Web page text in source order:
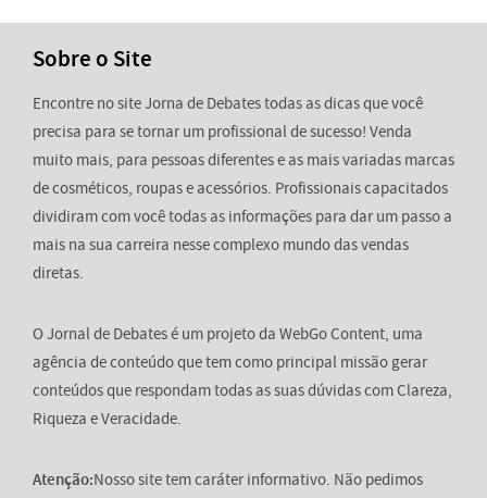
Sobre o Site
Encontre no site Jorna de Debates todas as dicas que você
precisa para se tornar um profissional de sucesso! Venda
muito mais, para pessoas diferentes e as mais variadas marcas
de cosméticos, roupas e acessórios. Profissionais capacitados
dividiram com você todas as informações para dar um passo a
mais na sua carreira nesse complexo mundo das vendas
diretas.
O Jornal de Debates é um projeto da WebGo Content, uma
agência de conteúdo que tem como principal missão gerar
conteúdos que respondam todas as suas dúvidas com Clareza,
Riqueza e Veracidade.
Atenção:Nosso site tem caráter informativo. Não pedimos